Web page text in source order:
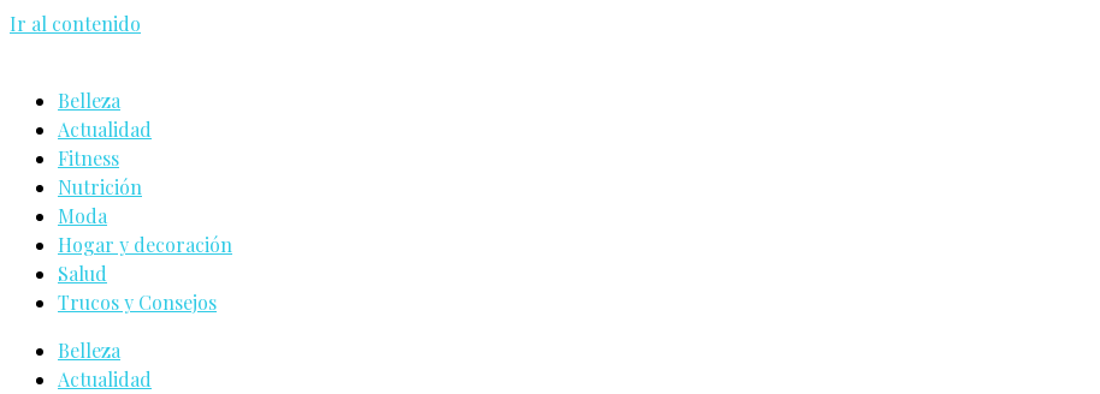
Ir al contenido
Belleza
Actualidad
Fitness
Nutrición
Moda
Hogar y decoración
Salud
Trucos y Consejos
Belleza
Actualidad